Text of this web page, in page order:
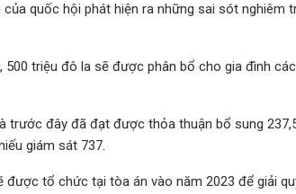
của quốc hội phát hiện ra những sai sót nghiêm
triệu đô la sẽ được phân bổ cho gia đình
trước đây đã đạt được thỏa thuận bổ sung
giám sát 737.
tổ chức tại tòa án vào năm 2023 để giải